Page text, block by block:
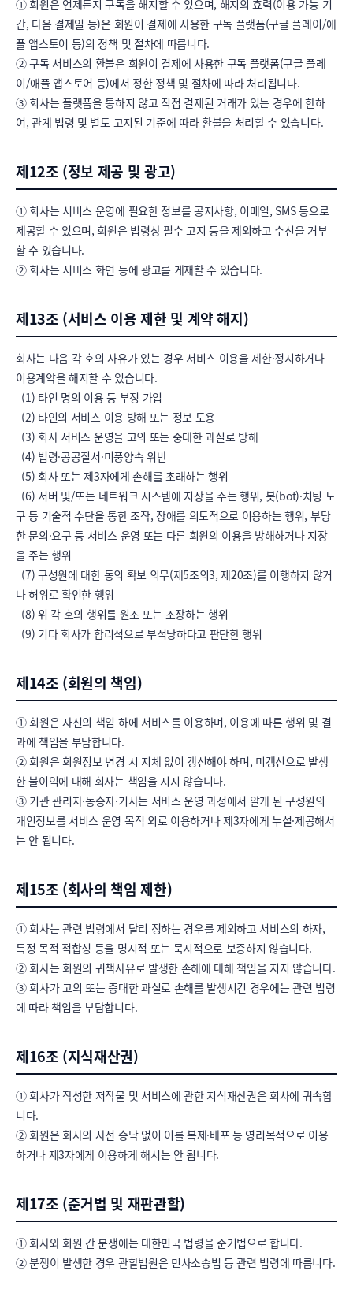
① 회원은 언제든지 구독을 해지할 수 있으며, 해지의 효력(이용 가능 기
간, 다음 결제일 등)은 회원이 결제에 사용한 구독 플랫폼(구글 플레이/애
플 앱스토어 등)의 정책 및 절차에 따릅니다.
② 구독 서비스의 환불은 회원이 결제에 사용한 구독 플랫폼(구글 플레
이/애플 앱스토어 등)에서 정한 정책 및 절차에 따라 처리됩니다.
③ 회사는 플랫폼을 통하지 않고 직접 결제된 거래가 있는 경우에 한하
여, 관계 법령 및 별도 고지된 기준에 따라 환불을 처리할 수 있습니다.
제12조 (정보 제공 및 광고)
① 회사는 서비스 운영에 필요한 정보를 공지사항, 이메일, SMS 등으로
제공할 수 있으며, 회원은 법령상 필수 고지 등을 제외하고 수신을 거부
할 수 있습니다.
② 회사는 서비스 화면 등에 광고를 게재할 수 있습니다.
제13조 (서비스 이용 제한 및 계약 해지)
회사는 다음 각 호의 사유가 있는 경우 서비스 이용을 제한·정지하거나
이용계약을 해지할 수 있습니다.
구 등 기술적 수단을 통한 조작, 장애를 의도적으로 이용하는 행위, 부당
한 문의·요구 등 서비스 운영 또는 다른 회원의 이용을 방해하거나 지장
을 주는 행위
나 허위로 확인한 행위
  (9) 기타 회사가 합리적으로 부적당하다고 판단한 행위
제14조 (회원의 책임)
① 회원은 자신의 책임 하에 서비스를 이용하며, 이용에 따른 행위 및 결
과에 책임을 부담합니다.
② 회원은 회원정보 변경 시 지체 없이 갱신해야 하며, 미갱신으로 발생
한 불이익에 대해 회사는 책임을 지지 않습니다.
③ 기관 관리자·동승자·기사는 서비스 운영 과정에서 알게 된 구성원의
개인정보를 서비스 운영 목적 외로 이용하거나 제3자에게 누설·제공해서
는 안 됩니다.
제15조 (회사의 책임 제한)
① 회사는 관련 법령에서 달리 정하는 경우를 제외하고 서비스의 하자,
특정 목적 적합성 등을 명시적 또는 묵시적으로 보증하지 않습니다.
② 회사는 회원의 귀책사유로 발생한 손해에 대해 책임을 지지 않습니다.
③ 회사가 고의 또는 중대한 과실로 손해를 발생시킨 경우에는 관련 법령
에 따라 책임을 부담합니다.
제16조 (지식재산권)
① 회사가 작성한 저작물 및 서비스에 관한 지식재산권은 회사에 귀속합
니다.
② 회원은 회사의 사전 승낙 없이 이를 복제·배포 등 영리목적으로 이용
하거나 제3자에게 이용하게 해서는 안 됩니다.
제17조 (준거법 및 재판관할)
① 회사와 회원 간 분쟁에는 대한민국 법령을 준거법으로 합니다.
② 분쟁이 발생한 경우 관할법원은 민사소송법 등 관련 법령에 따릅니다.